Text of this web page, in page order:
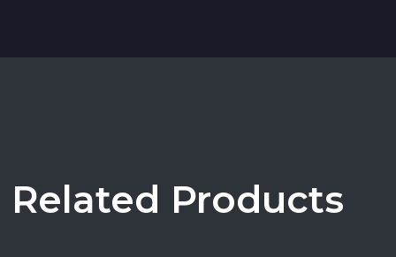
Related Products